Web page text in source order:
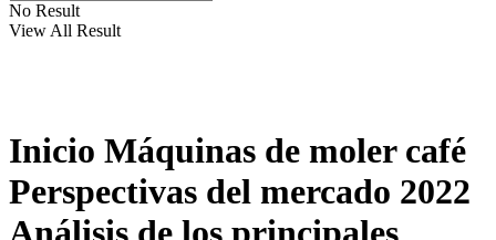
No Result
View All Result
Inicio Máquinas de moler café
Perspectivas del mercado 2022